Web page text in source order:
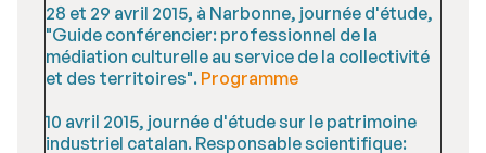
28 et 29 avril 2015, à Narbonne, journée d'étude,
"Guide conférencier: professionnel de la
médiation culturelle au service de la collectivité
et des territoires". Programme
10 avril 2015, journée d'étude sur le patrimoine
industriel catalan. Responsable scientifique: